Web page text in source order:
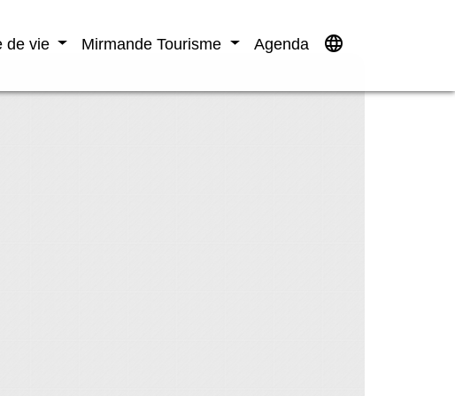
de vie Mirmande Tourisme Agenda language